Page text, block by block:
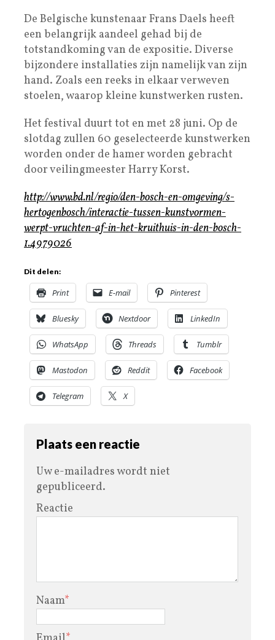
De Belgische kunstenaar Frans Daels heeft
een belangrijk aandeel gehad bij de
totstandkoming van de expositie. Diverse
bijzondere installaties zijn namelijk van zijn
hand. Zoals een reeks in elkaar verweven
stoelen, waarop kleine kunstwerken rusten.
Het festival duurt tot en met 28 juni. Op de
slotdag zullen 60 geselecteerde kunstwerken
worden onder de hamer worden gebracht
door veilingmeester Harry Korst.
http://www.bd.nl/regio/den-bosch-en-omgeving/s-
hertogenbosch/interactie-tussen-kunstvormen-
werpt-vruchten-af-in-het-kruithuis-in-den-bosch-
1.4979026
Dit delen:
Print E-mail Pinterest
Bluesky Nextdoor LinkedIn
WhatsApp Threads Tumblr
Mastodon Reddit Facebook
Telegram X
Plaats een reactie
Uw e-mailadres wordt niet
gepubliceerd.
Reactie
Naam*